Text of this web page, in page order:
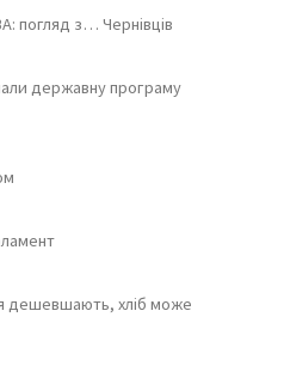
з… Чернівців
державну програму
дешевшають, хліб може